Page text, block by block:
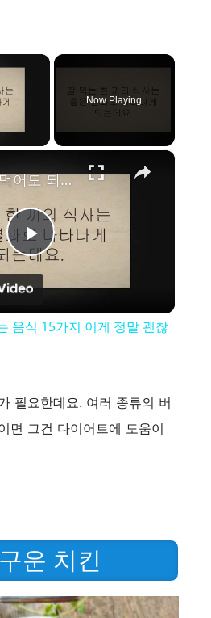
×
Video
Now Playing
×
P
y
d
e
다이어트 먹어도 되는 음식 15가지 이게 정말 괜찮아?
음식 15가지 이게 정말 괜찮
필요한데요. 여러 종류의 버
면 그건 다이어트에 도움이
운 치킨